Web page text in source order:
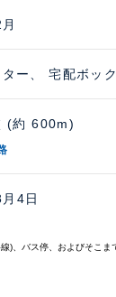
ー、 宅配ボッ
(約 600m)
4日
)、バス停、およびそこま